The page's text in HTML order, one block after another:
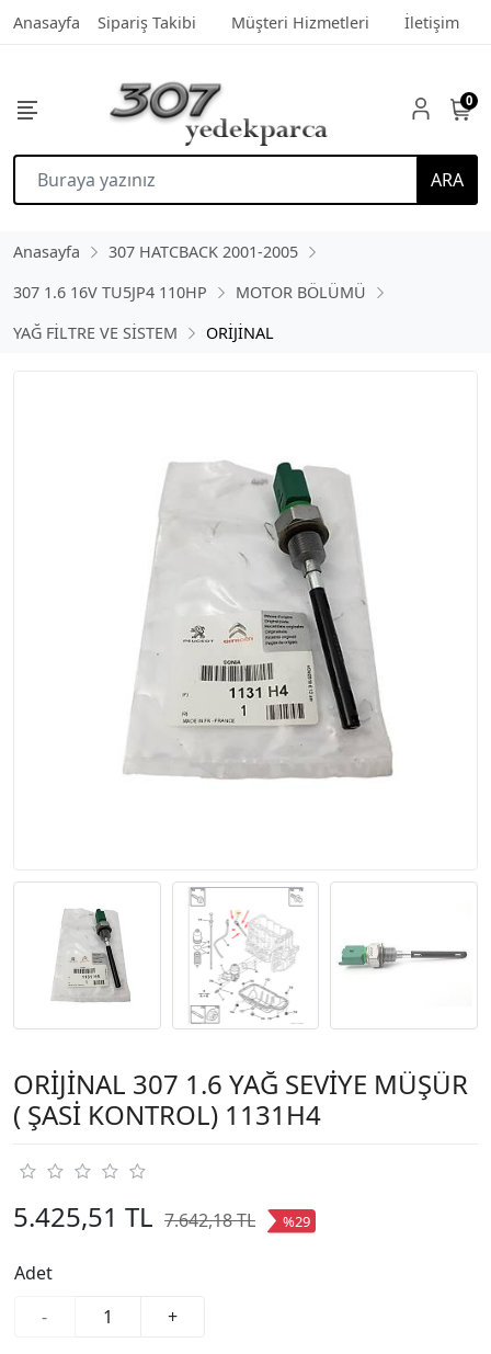
Anasayfa Sipariş Takibi Müşteri Hizmetleri İletişim
ARA
0
Anasayfa
307 HATCBACK 2001-2005
307 1.6 16V TU5JP4 110HP
MOTOR BÖLÜMÜ
YAĞ FİLTRE VE SİSTEM
ORİJİNAL
ORİJİNAL 307 1.6 YAĞ SEVİYE MÜŞÜR
( ŞASİ KONTROL) 1131H4
5.425,51 TL 7.642,18 TL %29
Adet
-
+